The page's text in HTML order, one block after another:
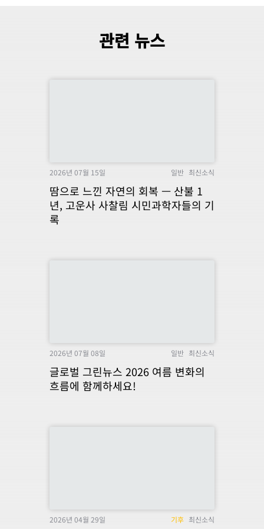
관련 뉴스
2026년 07월 15일 일반 최신소식
땀으로 느낀 자연의 회복 — 산불 1
년, 고운사 사찰림 시민과학자들의 기
록
2026년 07월 08일 일반 최신소식
글로벌 그린뉴스 2026 여름 변화의
흐름에 함께하세요!
2026년 04월 29일 기후 최신소식